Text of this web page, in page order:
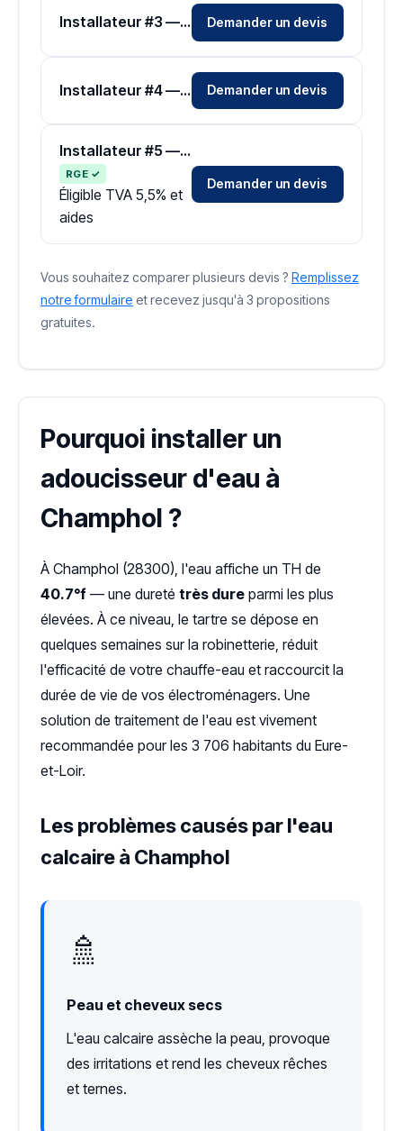
Installateur #3 — Zone Eure-et-Loir Demander un devis
Installateur #4 — Zone Eure-et-Loir Demander un devis
Installateur #5 — Zone Eure-et-Loir
RGE ✓
Éligible TVA 5,5% et
aides
Demander un devis
Vous souhaitez comparer plusieurs devis ? Remplissez
notre formulaire et recevez jusqu'à 3 propositions
gratuites.
Pourquoi installer un
adoucisseur d'eau à
Champhol ?
À Champhol (28300), l'eau affiche un TH de
40.7°f — une dureté très dure parmi les plus
élevées. À ce niveau, le tartre se dépose en
quelques semaines sur la robinetterie, réduit
l'efficacité de votre chauffe-eau et raccourcit la
durée de vie de vos électroménagers. Une
solution de traitement de l'eau est vivement
recommandée pour les 3 706 habitants du Eure-
et-Loir.
Les problèmes causés par l'eau
calcaire à Champhol
🚿
Peau et cheveux secs
L'eau calcaire assèche la peau, provoque
des irritations et rend les cheveux rêches
et ternes.